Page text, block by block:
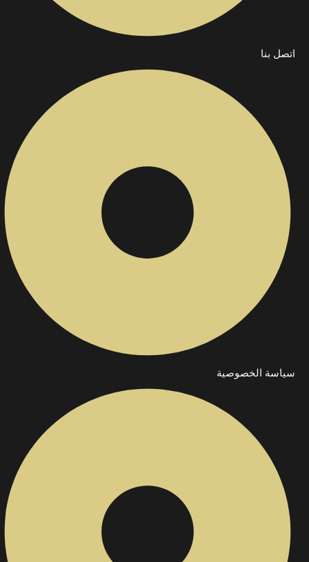
اتصل بنا
سياسة الخصوصية